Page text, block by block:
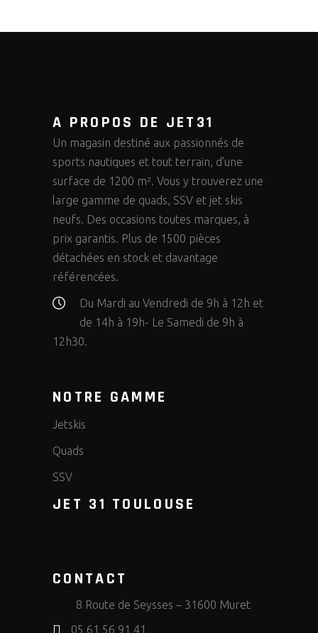
A PROPOS DE JET31
Un magasin destiné aux passionnés de
sports nautiques et tout terrain, d’une
surface de 1200 m². Vous y trouverez une
large gamme de quads, SSV et jet skis
neufs. Des occasions toutes marques, à
prix garantis. Plus de 1500 pièces
détachées en stock et davantage
référencées.
Du Mardi au Vendredi de 9h à 12h et
de 14h à 19h- Le Samedi de 9h à
12h30.
NOTRE GAMME
Jetskis
Quads
SSV
JET 31 TOULOUSE
CONTACT
8 Route de Seysses – 31600 Muret
05 61 56 91 41